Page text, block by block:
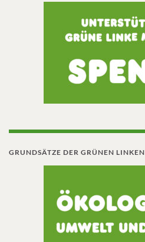
GRUNDSÄTZE DER GRÜNEN LINKEN